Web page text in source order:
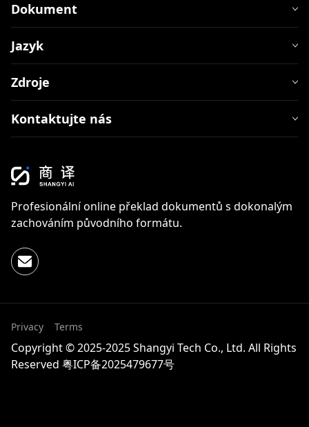
Dokument
Jazyk
Zdroje
Kontaktujte nás
Profesionální online překlad dokumentů s dokonalým
zachováním původního formátu.
Privacy Terms
Copyright © 2025-2025 Shangyi Tech Co., Ltd. All Rights
Reserved 粤ICP备2025479677号